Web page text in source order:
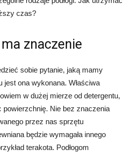
czas?
znaczenie
sobie pytanie, jaką mamy
jest ona wykonana. Właściwa
w dużej mierze od detergentu,
Nie bez znaczenia
przez nas sprzętu
będzie wymagała innego
terakota. Podłogom